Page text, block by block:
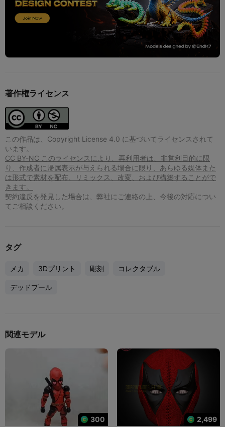
著作権ライセンス
この作品は、Copyright License 4.0 に基づいてライセンスされて
います。
CC BY-NC このライセンスにより、再利用者は、非営利目的に限
り、作成者に帰属表示が与えられる場合に限り、あらゆる媒体また
は形式で素材を配布、リミックス、改変、および構築することがで
きます。
契約違反を発見した場合は、弊社にご連絡の上、今後の対応につい
てご相談ください。
タグ
メカ 3Dプリント 彫刻 コレクタブル
デッドプール
関連モデル
300
2,499